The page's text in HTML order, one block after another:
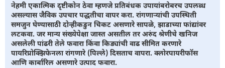
नेहमी एकात्मिक दृष्टीकोन ठेवा म्हणजे प्रतिबंधक उपायांबरोबरच उपलब्ध
असल्यास जैविक उपचार पद्धतीचा वापर करा. रांगणार्‍यांची उपस्थिती
समजुन घेण्यासाठी दोन्हीकडुन चिकट असणारे सापळे, झाडाच्या फांद्यांवर
लटकवा. जर मान्य संख्येपेक्षा जास्त असतील तर अरुंद श्रेणीचे खनिज
असलेली पांढरी तेले फवारा किंवा किड्यांची वाढ सीमित करणारे
पायरिप्रोक्झिफेनला रांगणारे (पिल्ले) दिसताच वापरा. क्लोरपायरीफॉस
आणि कार्बारिल असणारे उत्पाद फवारा.